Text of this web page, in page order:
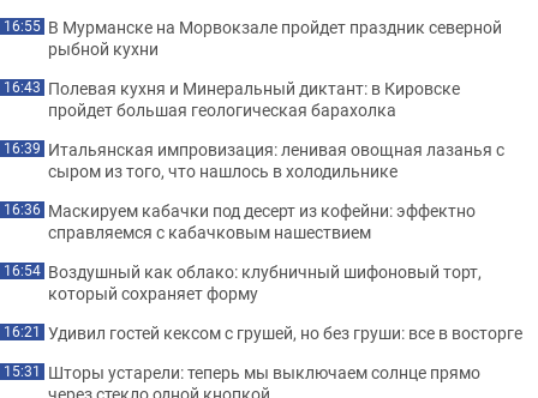
16:55 В Мурманске на Морвокзале пройдет праздник северной
рыбной кухни
16:43 Полевая кухня и Минеральный диктант: в Кировске
пройдет большая геологическая барахолка
16:39 Итальянская импровизация: ленивая овощная лазанья с
сыром из того, что нашлось в холодильнике
16:36 Маскируем кабачки под десерт из кофейни: эффектно
справляемся с кабачковым нашествием
16:54 Воздушный как облако: клубничный шифоновый торт,
который сохраняет форму
16:21 Удивил гостей кексом с грушей, но без груши: все в восторге
15:31 Шторы устарели: теперь мы выключаем солнце прямо